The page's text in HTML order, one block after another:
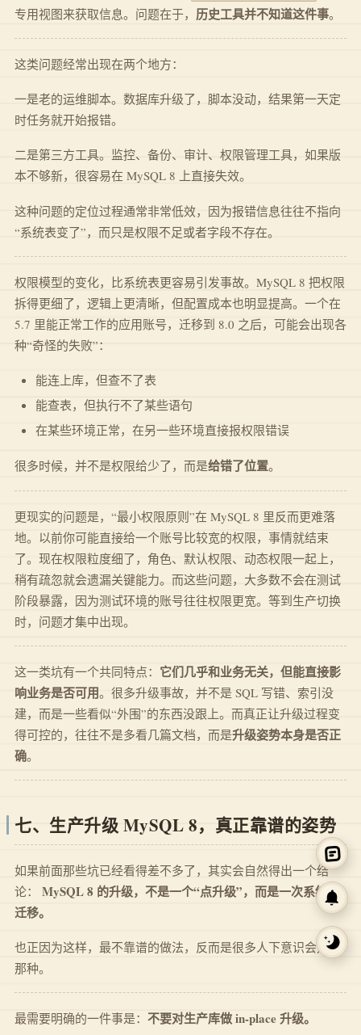
专用视图来获取信息。问题在于， 历史工具并不知道这件事。
这类问题经常出现在两个地方：
一是老的运维脚本。数据库升级了，脚本没动，结果第一天定
时任务就开始报错。
二是第三方工具。监控、备份、审计、权限管理工具，如果版
本不够新，很容易在 MySQL 8 上直接失效。
这种问题的定位过程通常非常低效，因为报错信息往往不指向
“系统表变了”，而只是权限不足或者字段不存在。
权限模型的变化，比系统表更容易引发事故。MySQL 8 把权限
拆得更细了，逻辑上更清晰，但配置成本也明显提高。一个在
5.7 里能正常工作的应用账号，迁移到 8.0 之后，可能会出现各
种“奇怪的失败”：
能连上库，但查不了表
能查表，但执行不了某些语句
在某些环境正常，在另一些环境直接报权限错误
很多时候，并不是权限给少了，而是给错了位置。
更现实的问题是，“最小权限原则”在 MySQL 8 里反而更难落
地。以前你可能直接给一个账号比较宽的权限，事情就结束
了。现在权限粒度细了，角色、默认权限、动态权限一起上，
稍有疏忽就会遗漏关键能力。而这些问题，大多数不会在测试
阶段暴露，因为测试环境的账号往往权限更宽。等到生产切换
时，问题才集中出现。
这一类坑有一个共同特点： 它们几乎和业务无关，但能直接影
响业务是否可用。很多升级事故，并不是 SQL 写错、索引没
建，而是一些看似“外围”的东西没跟上。而真正让升级过程变
得可控的，往往不是多看几篇文档，而是升级姿势本身是否正
确。
七、生产升级 MySQL 8，真正靠谱的姿势
如果前面那些坑已经看得差不多了，其实会自然得出一个结
论： MySQL 8 的升级，不是一个“点升级”，而是一次系统性
迁移。
也正因为这样，最不靠谱的做法，反而是很多人下意识会选的
那种。
最需要明确的一件事是： 不要对生产库做 in-place 升级。